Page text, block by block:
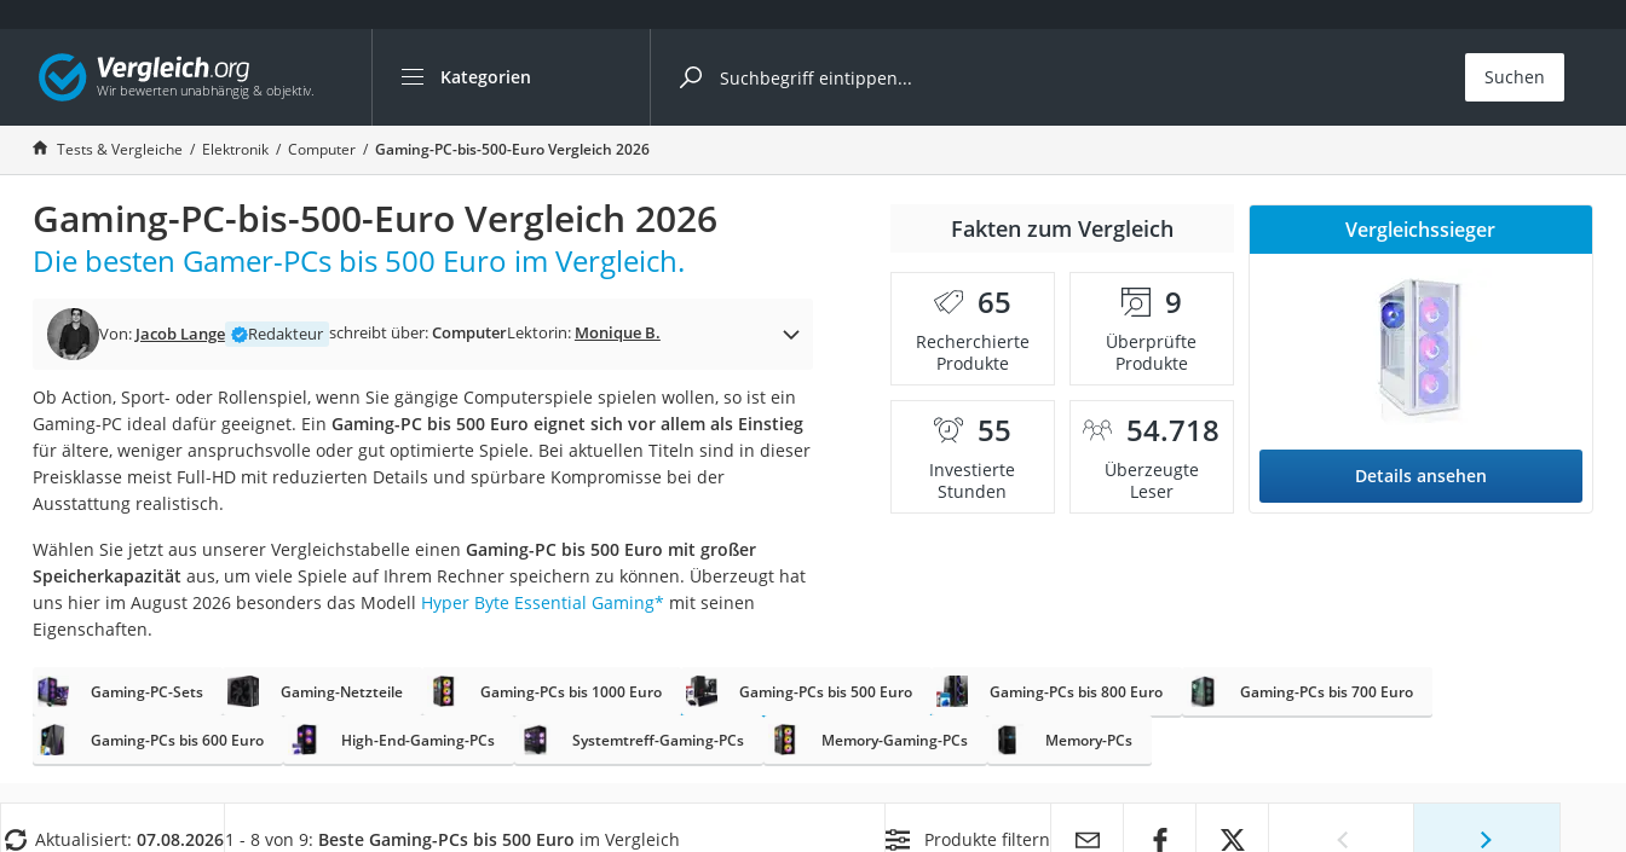
Kategorien
Die beliebtesten Vergleiche nach Kategorie
Elektronik
Powerstation
Monitor 32 Zoll 4K
Fernseher
Desktop-PC
Diascanner
Laser-Multifunktionsdrucker
Powerline-Adapter
Gaming-PC
Soundbar
Satellitenschüssel
Gaming-Headset
Schnurloses Telefon
Ladekabel Typ 2 Schuko
Suchen
Tests & Vergleiche Elektronik Computer Gaming-PC-bis-500-Euro Vergleich 2026
Gaming-PC-bis-500-Euro Vergleich 2026
Die besten Gamer-PCs bis 500 Euro im Vergleich.
Von: Jacob Lange Redakteur schreibt über:ComputerLektorin: Monique B.
Ob Action, Sport- oder Rollenspiel, wenn Sie gängige Computerspiele spielen wollen, so ist ein
Gaming-PC ideal dafür geeignet. Ein Gaming-PC bis 500 Euro eignet sich vor allem als Einstieg
für ältere, weniger anspruchsvolle oder gut optimierte Spiele. Bei aktuellen Titeln sind in dieser
Preisklasse meist Full-HD mit reduzierten Details und spürbare Kompromisse bei der
Ausstattung realistisch.
Wählen Sie jetzt aus unserer Vergleichstabelle einen Gaming-PC bis 500 Euro mit großer
Speicherkapazität aus, um viele Spiele auf Ihrem Rechner speichern zu können. Überzeugt hat
uns hier im August 2026 besonders das Modell Hyper Byte Essential Gaming* mit seinen
Eigenschaften.
Fakten zum Vergleich
65
Recherchierte
Produkte
9
Überprüfte
Produkte
55
Investierte
Stunden
54.718
Überzeugte
Leser
Vergleichssieger
Details ansehen
Gaming-PC-Sets Gaming-Netzteile Gaming-PCs bis 1000 Euro Gaming-PCs bis 500 Euro Gaming-PCs bis 800 Euro Gaming-PCs bis 700 Euro
Gaming-PCs bis 600 Euro High-End-Gaming-PCs Systemtreff-Gaming-PCs Memory-Gaming-PCs Memory-PCs
Aktualisiert: 07.08.20261 - 8 von 9: Beste Gaming-PCs bis 500 Euro im Vergleich Produkte filtern